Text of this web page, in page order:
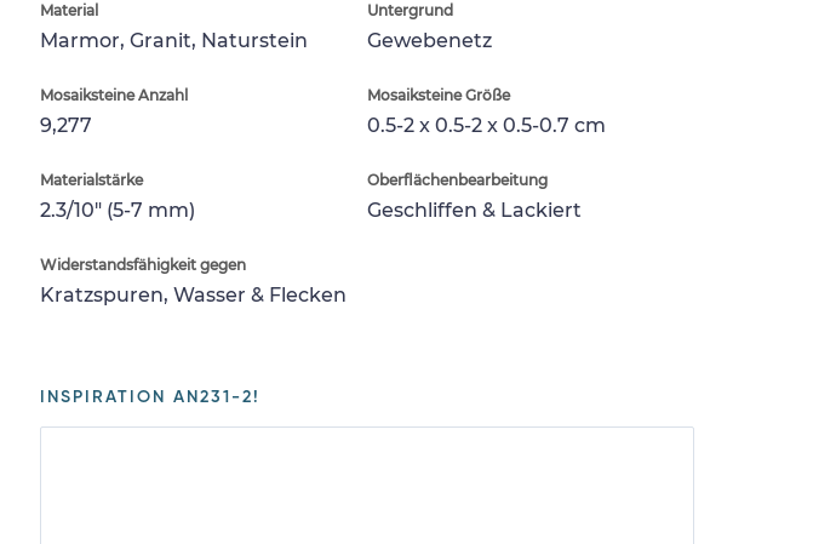
Material
Marmor, Granit, Naturstein
Untergrund
Gewebenetz
Mosaiksteine Anzahl
9,277
Mosaiksteine Größe
0.5-2 x 0.5-2 x 0.5-0.7 cm
Materialstärke
2.3/10" (5-7 mm)
Oberflächenbearbeitung
Geschliffen & Lackiert
Widerstandsfähigkeit gegen
Kratzspuren, Wasser & Flecken
INSPIRATION AN231-2!